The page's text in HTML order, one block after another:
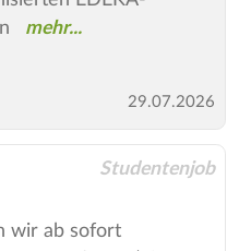
29.07.2026
Studentenjob
wir ab sofort